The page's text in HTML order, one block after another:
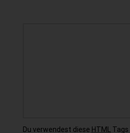
Du verwendest diese HTML